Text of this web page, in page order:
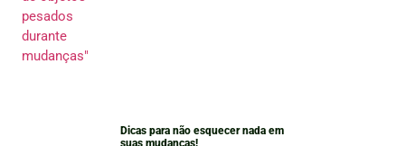
Dicas para não esquecer nada em
suas mudanças!